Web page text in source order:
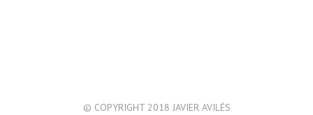
© COPYRIGHT 2018 JAVIER AVILÉS